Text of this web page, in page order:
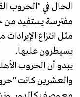
الحال في "الحروب
مفترسة يستفيد من
مثل انتزاع الإيرادات
يسيطرون عليها.
يبدو أن الحروب
والعشرين كانت